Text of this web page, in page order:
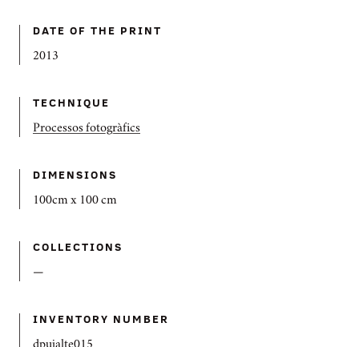
DATE OF THE PRINT
2013
TECHNIQUE
Processos fotogràfics
DIMENSIONS
100cm x 100 cm
COLLECTIONS
—
INVENTORY NUMBER